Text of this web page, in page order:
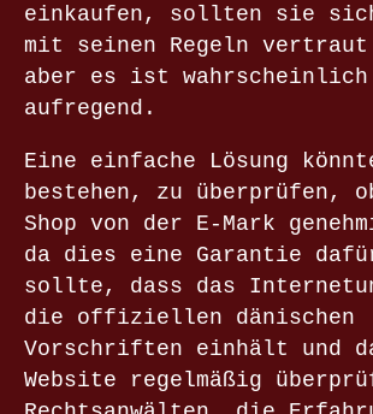
einkaufen, sollten sie
mit seinen Regeln vertraut
aber es ist wahrscheinlich
aufregend.
Eine einfache Lösung
bestehen, zu überprüfen,
Shop von der E-Mark
da dies eine Garantie
sollte, dass das
die offiziellen dänischen
Vorschriften einhält und
Website regelmäßig